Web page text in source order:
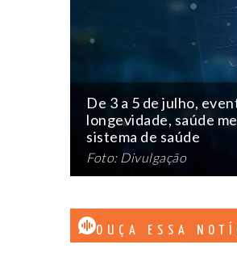
De 3 a 5 de julho,
longevidade, saúde
sistema de saúde
Foto: Divulgação
OUÇA ESSA